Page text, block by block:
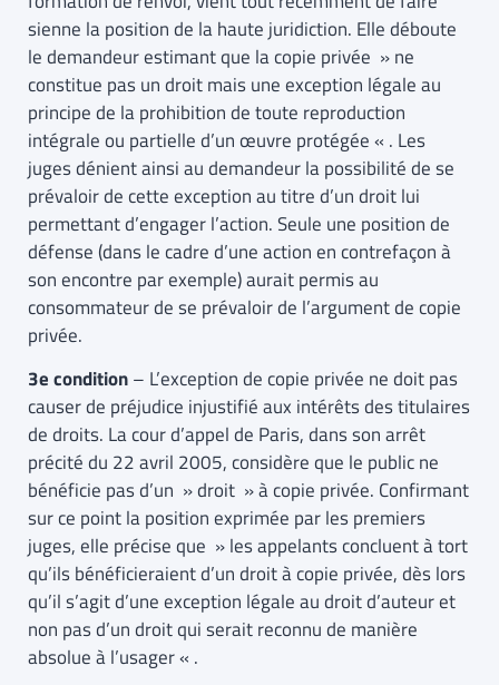
sienne la position de la haute juridiction. Elle déboute
le demandeur estimant que la copie privée » ne
constitue pas un droit mais une exception légale au
principe de la prohibition de toute reproduction
intégrale ou partielle d’un œuvre protégée « . Les
juges dénient ainsi au demandeur la possibilité de se
prévaloir de cette exception au titre d’un droit lui
permettant d’engager l’action. Seule une position de
défense (dans le cadre d’une action en contrefaçon à
son encontre par exemple) aurait permis au
consommateur de se prévaloir de l’argument de copie
privée.
3e condition– L’exception de copie privée ne doit pas
causer de préjudice injustifié aux intérêts des titulaires
de droits. La cour d’appel de Paris, dans son arrêt
précité du 22 avril 2005, considère que le public ne
bénéficie pas d’un » droit » à copie privée. Confirmant
sur ce point la position exprimée par les premiers
juges, elle précise que » les appelants concluent à tort
qu’ils bénéficieraient d’un droit à copie privée, dès lors
qu’il s’agit d’une exception légale au droit d’auteur et
non pas d’un droit qui serait reconnu de manière
absolue à l’usager « .